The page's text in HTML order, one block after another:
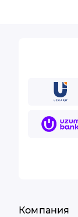
Компания